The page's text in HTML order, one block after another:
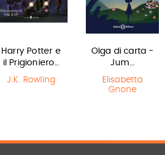
Harry Potter e
il Prigioniero…
J.K. Rowling
Olga di carta -
Jum…
Elisabetta
Gnone